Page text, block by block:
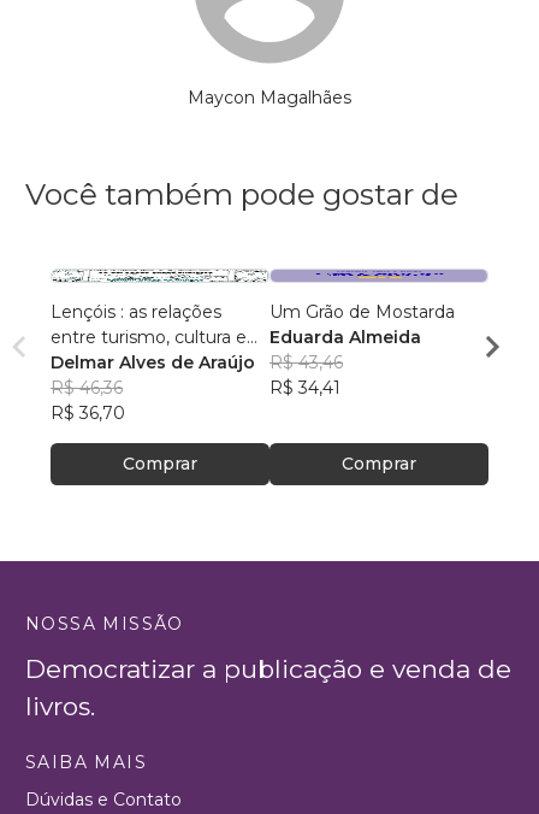
Maycon Magalhães
Você também pode gostar de
Lençóis : as relações
entre turismo, cultura e
ambiente
Delmar Alves de Araújo
R$ 46,36
R$ 36,70
Comprar
Um Grão de Mostarda
Eduarda Almeida
R$ 43,46
R$ 34,41
Comprar
Aulas
NOSSA MISSÃO
Democratizar a publicação e venda de
livros.
SAIBA MAIS
Dúvidas e Contato